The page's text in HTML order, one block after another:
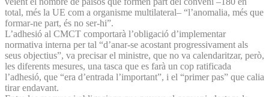
total, més la UE com a organisme multilateral– “l’anomalia, més que
formar-ne part, és no ser-hi”.
L’adhesió al CMCT comportarà l’obligació d’implementar
normativa interna per tal “d’anar-se acostant progressivament als
seus objectius”, va precisar el ministre, que no va calendaritzar, però,
les diferents mesures, una tasca que es farà un cop ratificada
l’adhesió, que “era d’entrada l’important”, i el “primer pas” que calia
tirar endavant.